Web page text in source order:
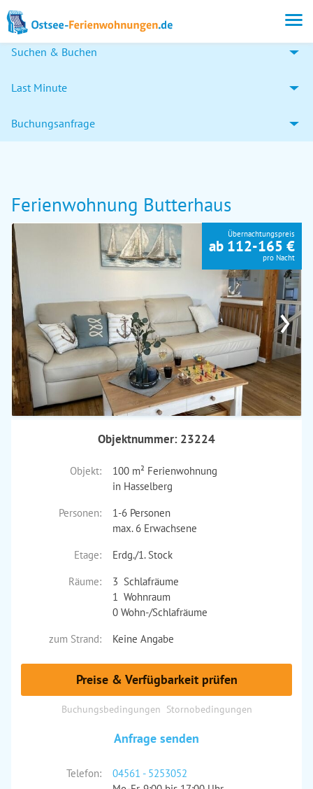
Suchen & Buchen
Last Minute
Buchungsanfrage
Ferienwohnung Butterhaus
›
Übernachtungspreis
ab 112-165 €
pro Nacht
Objektnummer: 23224
Objekt:
100 m² Ferienwohnung
in Hasselberg
Personen:
1-6 Personen
max. 6 Erwachsene
Etage:
Erdg./1. Stock
Räume:
3 Schlafräume
1 Wohnraum
0 Wohn-/Schlafräume
zum Strand:
Keine Angabe
Preise & Verfügbarkeit prüfen
Buchungsbedingungen Stornobedingungen
Anfrage senden
Telefon:
04561 - 5253052